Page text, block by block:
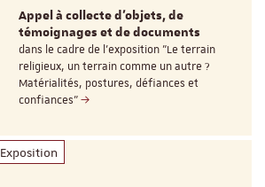
Appel à collecte d'objets, de
témoignages et de documents
dans le cadre de l'exposition "Le terrain
religieux, un terrain comme un autre ?
Matérialités, postures, défiances et
confiances"
Exposition